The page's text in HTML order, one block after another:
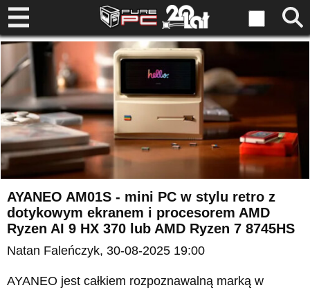
AYANEO AM01S - mini PC w stylu retro z
dotykowym ekranem i procesorem AMD
Ryzen AI 9 HX 370 lub AMD Ryzen 7 8745HS
Natan Faleńczyk, 30-08-2025 19:00
AYANEO jest całkiem rozpoznawalną marką w